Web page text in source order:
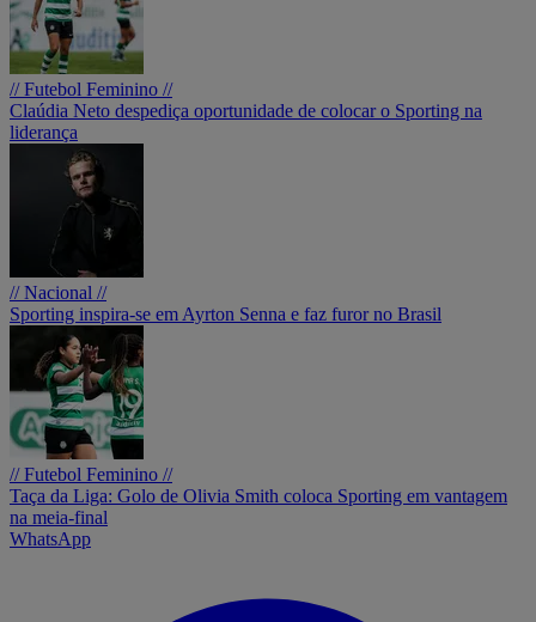
// Futebol Feminino //
Claúdia Neto despediça oportunidade de colocar o Sporting na
liderança
// Nacional //
Sporting inspira-se em Ayrton Senna e faz furor no Brasil
// Futebol Feminino //
Taça da Liga: Golo de Olivia Smith coloca Sporting em vantagem
na meia-final
WhatsApp